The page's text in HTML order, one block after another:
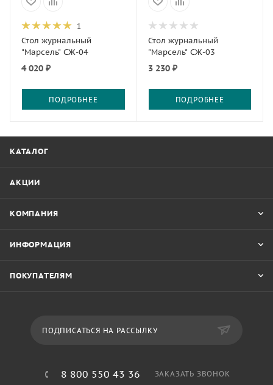
1
Стол журнальный
"Марсель" СЖ-04
4 020 ₽
ПОДРОБНЕЕ
Стол журнальный
"Марсель" СЖ-03
3 230 ₽
ПОДРОБНЕЕ
КАТАЛОГ
АКЦИИ
КОМПАНИЯ
ИНФОРМАЦИЯ
ПОКУПАТЕЛЯМ
ПОДПИСАТЬСЯ НА РАССЫЛКУ
8 800 550 43 36 ЗАКАЗАТЬ ЗВОНОК